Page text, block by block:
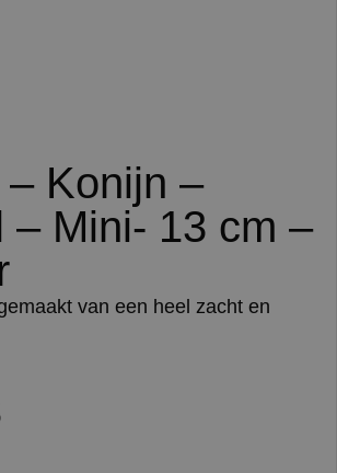
Konijn –
– Mini- 13 cm –
van een heel zacht en